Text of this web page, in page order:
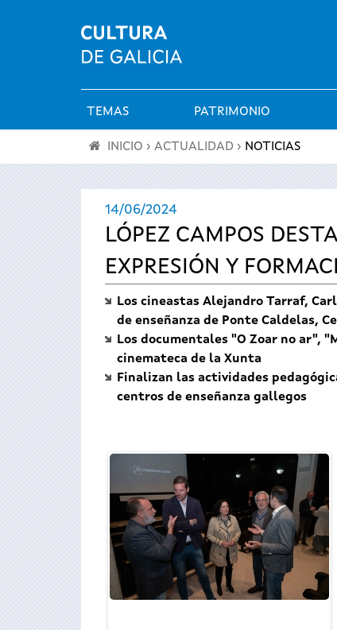
Menú
principal
TEMAS PATRIMONIO
encuentra
aquí
INICIO › ACTUALIDAD › NOTICIAS
14/06/2024
LÓPEZ CAMPOS
EXPRESIÓN Y
Los cineastas Alejandro Tarraf,
de enseñanza de Ponte Caldelas,
Los documentales "O Zoar no ar",
cinemateca de la Xunta
Finalizan las actividades
centros de enseñanza gallegos